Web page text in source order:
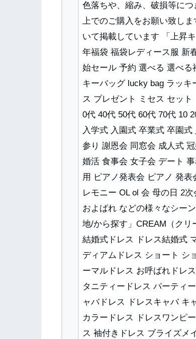
色落ちや、縮み、破損等
上でのご購入をお願い致し
いて掲載しています 「上昇
年福袋 福袋レディース服 新
始セール 予約 選べる 選べ
キーバッグ lucky bag ラッ
ス プレゼント ミセス セッ
0代 40代 50代 60代 70代 10
入学式 入園式 卒業式 卒園
参り 謝恩会 同窓会 成人式
婚活 食事会 女子会 デート
用 ピアノ発表会 ピアノ 発
レモニー OL ol 会 母の日 2
およばれ などの様々なシー
地/から探す」CREAM（ク
結婚式ドレス ドレス結婚式
ディアムドレス ショート シ
ーマルドレス お呼ばれドレ
タニティードレス パーティ
ャバドレス ドレスキャバ キ
カラードレス ドレスワンピ
ス 袖付きドレス ブライズメ